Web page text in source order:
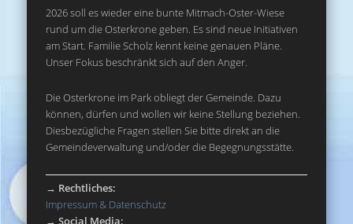
2026 soll es wieder eine bunte Mitmach-Oster-Wiese
rund um die Osterkrone geben. Es sind neue Initiativen
am Start. Familie Scholz kennt keine genauen Pläne.
Unser Fokus beschränkt sich auf den Anger.
Die Osterkrone im Park obliegt der Gemeinde. Dazu
können, dürfen und wollen wir keine Stellung beziehen.
Diesbezügliche Fragen stellen Sie bitte direkt an die
Gemeindeverwaltung und/oder die Begegnungsstätte.
→ Rechtliches:
Impressum & Datenschutz
→Social Media: